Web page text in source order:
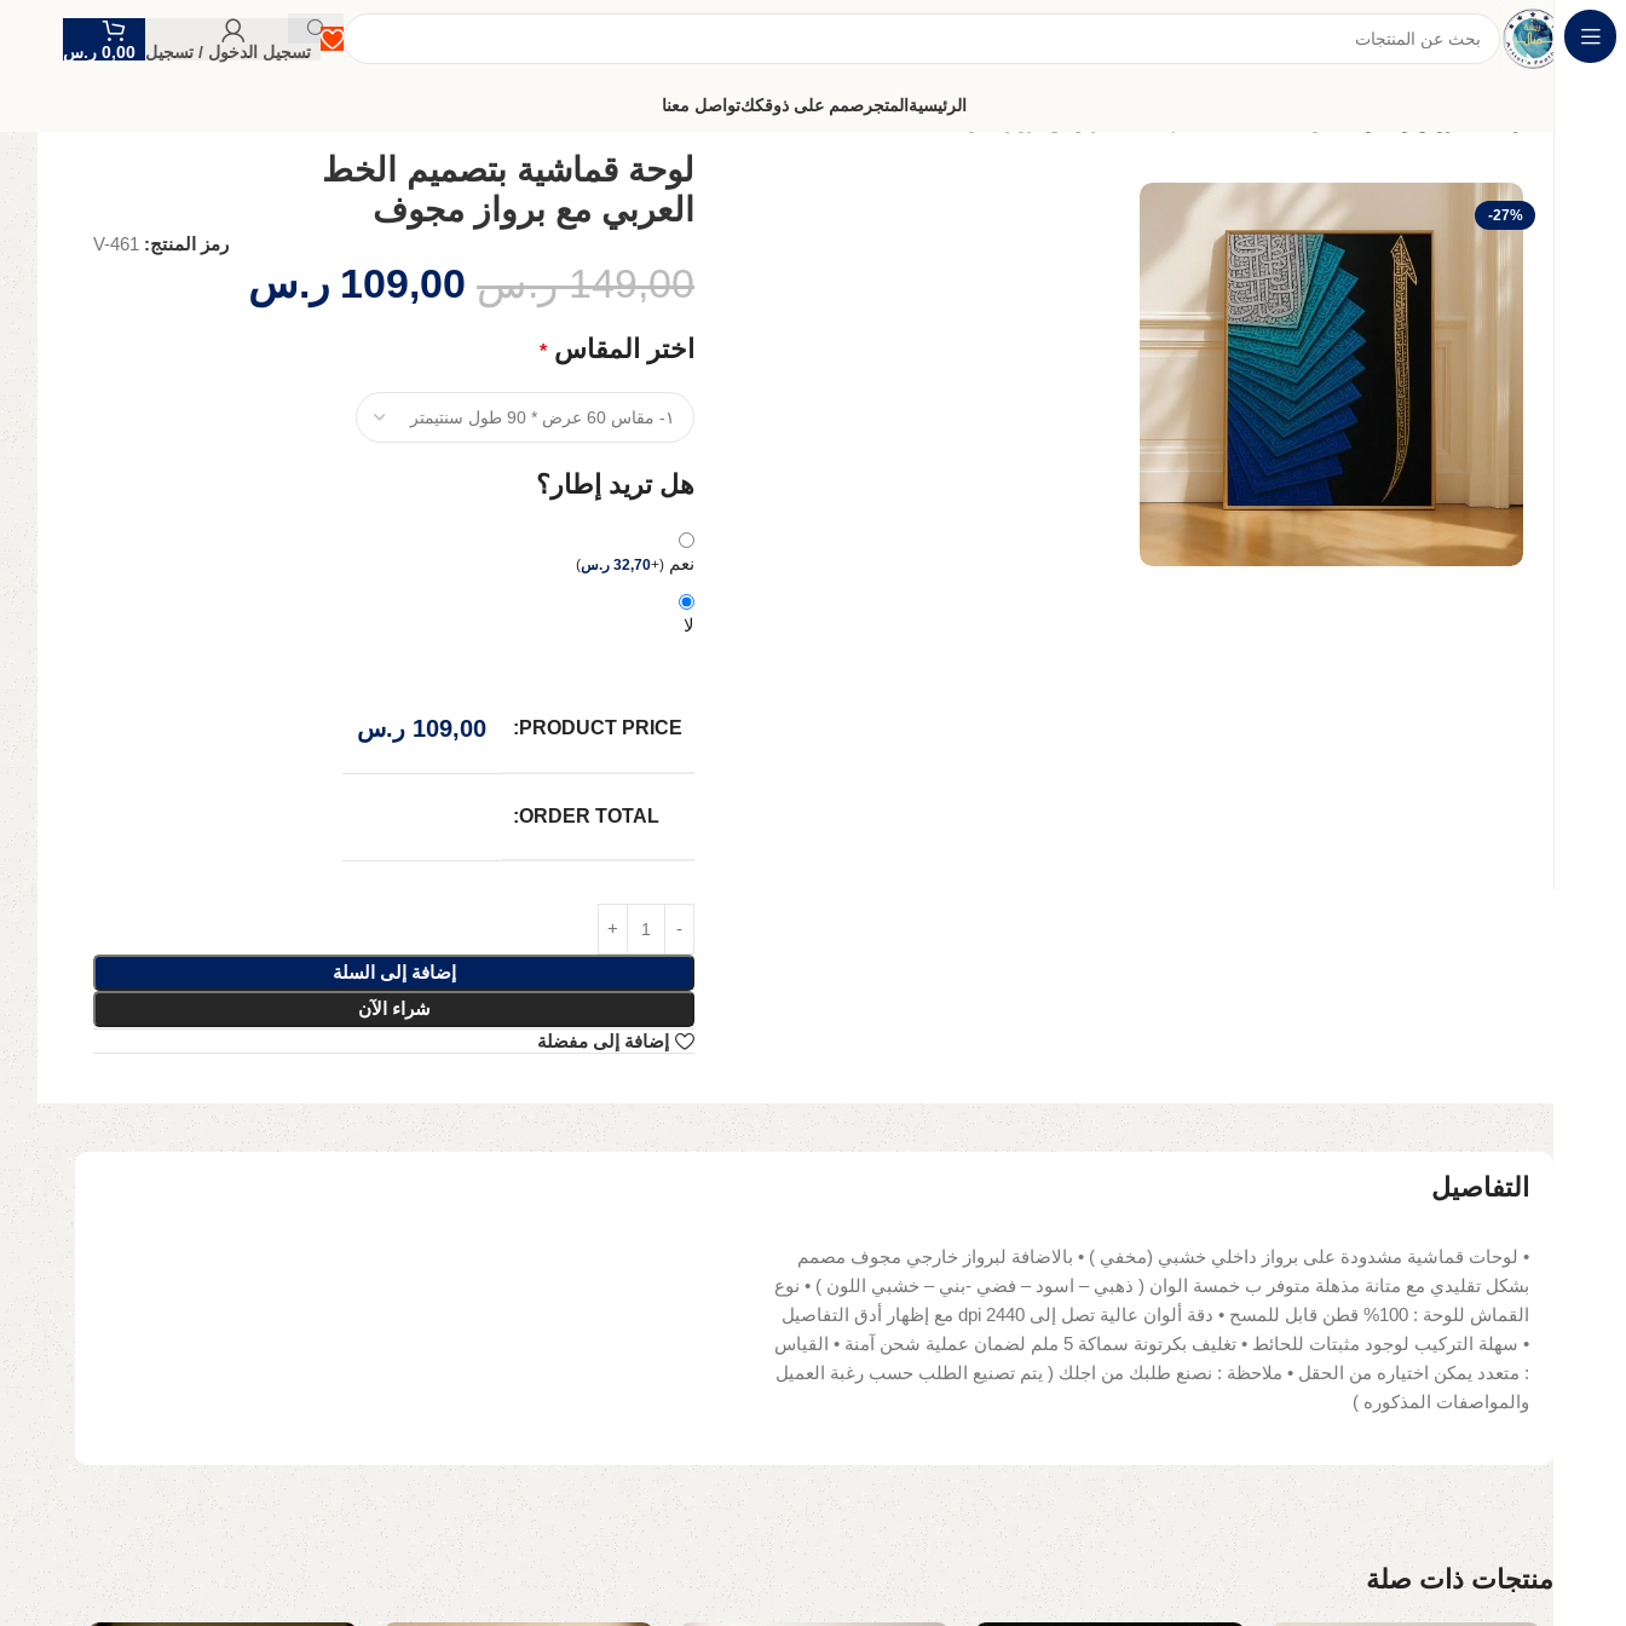
تسجيل الدخول / تسجيل 0,00 ر.س
الرئيسيةالمتجر صمم على ذوقككتواصل معنا
لوحة قماشية بتصميم الخط العربي مع برواز مجوف
-27%
لوحة قماشية بتصميم الخط
العربي مع برواز مجوف
رمز المنتج: V-461
149,00 ر.س 109,00 ر.س
اختر المقاس *
هل تريد إطار؟
نعم (
+
32,70 ر.س)
لا
PRODUCT PRICE:
109,00 ر.س
ORDER TOTAL:
إضافة إلى السلة
شراء الآن
إضافة إلى مفضلة
التفاصيل
• لوحات قماشية مشدودة على برواز داخلي خشبي (مخفي ) • بالاضافة لبرواز خارجي مجوف مصمم
بشكل تقليدي مع متانة مذهلة متوفر ب خمسة الوان ( ذهبي – اسود – فضي -بني – خشبي اللون ) • نوع
القماش للوحة : 100% قطن قابل للمسح • دقة ألوان عالية تصل إلى 2440 dpi مع إظهار أدق التفاصيل
• سهلة التركيب لوجود مثبتات للحائط • تغليف بكرتونة سماكة 5 ملم لضمان عملية شحن آمنة • القياس
: متعدد يمكن اختياره من الحقل • ملاحظة : نصنع طلبك من اجلك ( يتم تصنيع الطلب حسب رغبة العميل
والمواصفات المذكوره )
منتجات ذات صلة